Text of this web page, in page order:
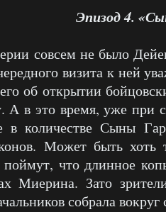
Эпизод 4.
совсем не было
визита к ней
об открытии
А в это время, уже при
в количестве Сыны
Может быть хоть
поймут, что длинное
Миерина. Зато
собрала